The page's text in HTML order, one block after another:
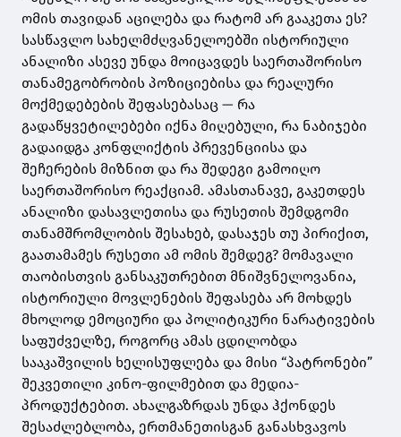
ომის თავიდან აცილება და რატომ არ გააკეთა ეს?
სასწავლო სახელმძღვანელოებში ისტორიული
ანალიზი ასევე უნდა მოიცავდეს საერთაშორისო
თანამეგობრობის პოზიციებისა და რეალური
მოქმედებების შეფასებასაც — რა
გადაწყვეტილებები იქნა მიღებული, რა ნაბიჯები
გადაიდგა კონფლიქტის პრევენციისა და
შეჩერების მიზნით და რა შედეგი გამოიღო
საერთაშორისო რეაქციამ. ამასთანავე, გაკეთდეს
ანალიზი დასავლეთისა და რუსეთის შემდგომი
თანამშრომლობის შესახებ, დასაჯეს თუ პირიქით,
გაათამამეს რუსეთი ამ ომის შემდეგ? მომავალი
თაობისთვის განსაკუთრებით მნიშვნელოვანია,
ისტორიული მოვლენების შეფასება არ მოხდეს
მხოლოდ ემოციური და პოლიტიკური ნარატივების
საფუძველზე, როგორც ამას ცდილობდა
სააკაშვილის ხელისუფლება და მისი “პატრონები”
შეკვეთილი კინო-ფილმებით და მედია-
პროდუქტებით. ახალგაზრდას უნდა ჰქონდეს
შესაძლებლობა, ერთმანეთისგან განასხვავოს